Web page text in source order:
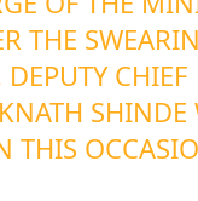
THE
CHIEF
SHINDE
THIS